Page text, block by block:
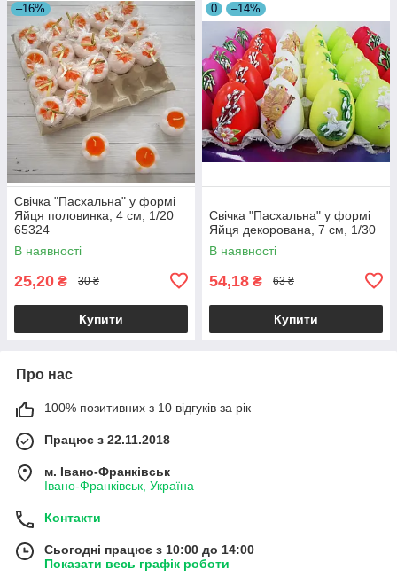
–16%
Свічка "Пасхальна" у формі
Яйця половинка, 4 см, 1/20
65324
В наявності
25,20 ₴ 30 ₴
Купити
0 –14%
Свічка "Пасхальна" у формі
Яйця декорована, 7 см, 1/30
В наявності
54,18 ₴ 63 ₴
Купити
Про нас
100% позитивних з 10 відгуків за рік
Працює з 22.11.2018
м. Івано-Франківськ
Івано-Франківськ, Україна
Контакти
Сьогодні працює з 10:00 до 14:00
Показати весь графік роботи